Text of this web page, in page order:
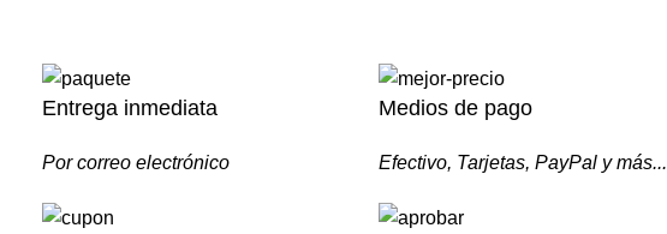
Entrega inmediata
Por correo electrónico
Medios de pago
Efectivo, Tarjetas, PayPal y más...